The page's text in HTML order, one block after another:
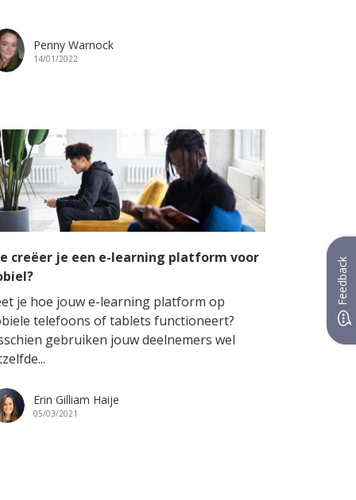
Penny Warnock
14/01/2022
creëer je een e-learning platform voor
je hoe jouw e-learning platform op
telefoons of tablets functioneert?
gebruiken jouw deelnemers wel
Erin Gilliam Haije
05/03/2021
Feedback